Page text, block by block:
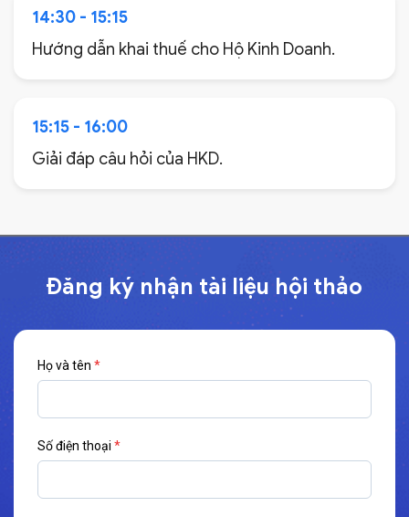
14:30 - 15:15
Hướng dẫn khai thuế cho Hộ Kinh Doanh.
15:15 - 16:00
Giải đáp câu hỏi của HKD.
Đăng ký nhận tài liệu hội thảo
Họ và tên *
Số điện thoại *